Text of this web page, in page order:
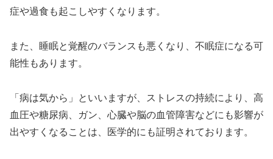
症や過食も起こしやすくなります。
また、睡眠と覚醒のバランスも悪くなり、不眠症になる可
能性もあります。
「病は気から」といいますが
ストレスの持続により、高
血圧や糖尿病、ガン、心臓や脳の血管障害などにも影響が
出やすく なることは、医学的にも証明されております。